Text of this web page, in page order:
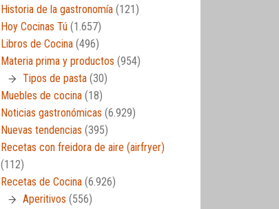
Historia de la gastronomía (121)
Hoy Cocinas Tú (1.657)
Libros de Cocina (496)
Materia prima y productos (954)
Tipos de pasta (30)
Muebles de cocina (18)
Noticias gastronómicas (6.929)
Nuevas tendencias (395)
Recetas con freidora de aire (airfryer)
(112)
Recetas de Cocina (6.926)
Aperitivos (556)